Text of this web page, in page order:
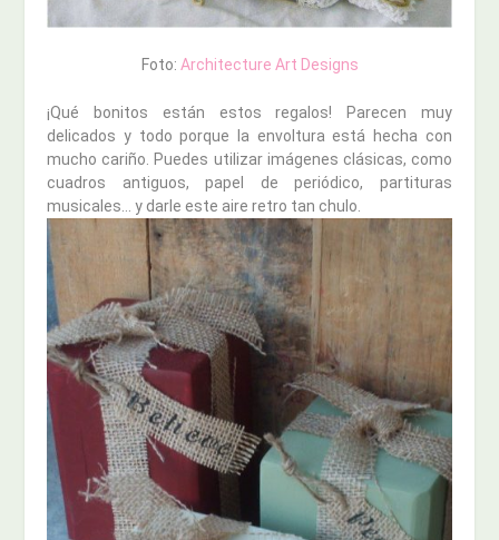
Foto: Architecture Art Designs
¡Qué bonitos están estos regalos! Parecen muy
delicados y todo porque la envoltura está hecha con
mucho cariño. Puedes utilizar imágenes clásicas, como
cuadros antiguos, papel de periódico, partituras
musicales… y darle este aire retro tan chulo.